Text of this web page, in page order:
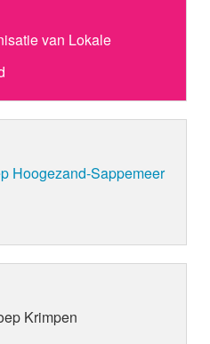
van Lokale
Hoogezand-Sappemeer
Krimpen